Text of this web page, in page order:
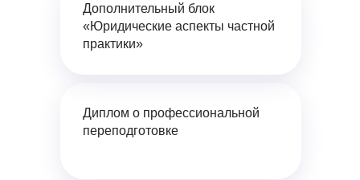
Диплом о профессиональной
переподготовке
Дополнительный блок
«Юридические аспекты частной
практики»